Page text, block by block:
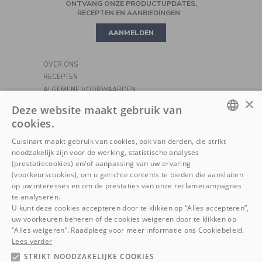
PRECISION STAND MIXER
MINI OVEN
PIZZA
KOOKGEREI
ONTVANG ONZE PRODUCTUPDATES,
RECEPTEN EN AANBIEDINGEN
AANMELDEN
OVER ONS
RECEPTEN
ALGEMENE VOORWAARDEN
COOKIEBELEID
WETTELIJK VERPLICHTE GEGEVENS
KLANTENSERVICE
BEZORGING
RETOUREN
FAQ
CONTACT OPNEMEN
BEREIDING VAN VOEDING
KOKEN
ONTBIJT
KOFFIE
×
Deze website maakt gebruik van
cookies.
Cuisinart maakt gebruik van cookies, ook van derden, die strikt
noodzakelijk zijn voor de werking, statistische analyses
(prestatiecookies) en/of aanpassing van uw ervaring
(voorkeurscookies), om u gerichte contents te bieden die aansluiten
op uw interesses en om de prestaties van onze reclamecampagnes
te analyseren.
U kunt deze cookies accepteren door te klikken op “Alles accepteren”,
uw voorkeuren beheren of de cookies weigeren door te klikken op
“Alles weigeren”. Raadpleeg voor meer informatie ons Cookiebeleid.
Lees verder
STRIKT NOODZAKELIJKE COOKIES